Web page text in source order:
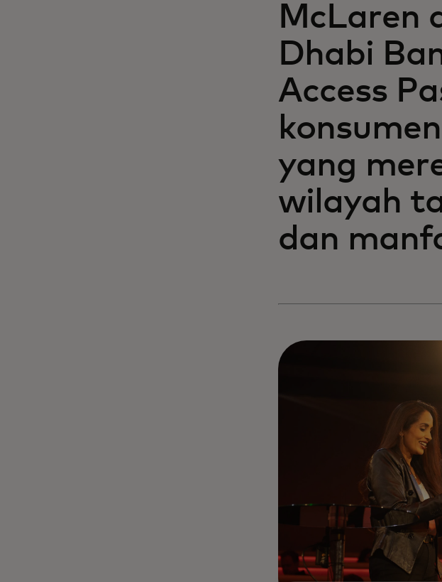
McLaren
Dhabi
Access
yang
wilayah
dan